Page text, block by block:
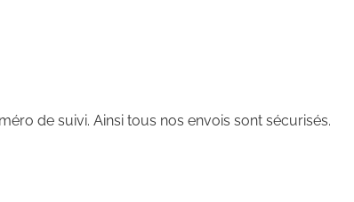
de suivi. Ainsi tous nos envois sont sécurisés.